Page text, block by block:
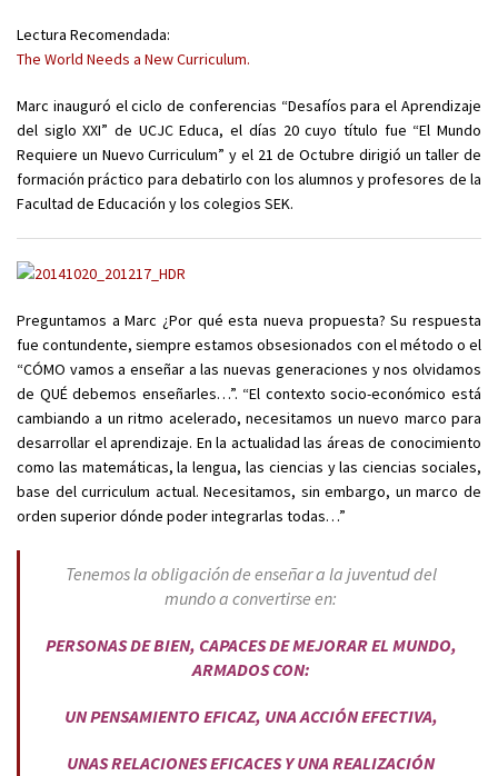
Lectura Recomendada:
The World Needs a New Curriculum.
Marc inauguró el ciclo de conferencias “Desafíos para el Aprendizaje
del siglo XXI” de UCJC Educa, el días 20 cuyo título fue “El Mundo
Requiere un Nuevo Curriculum” y el 21 de Octubre dirigió un taller de
formación práctico para debatirlo con los alumnos y profesores de la
Facultad de Educación y los colegios SEK.
Preguntamos a Marc ¿Por qué esta nueva propuesta? Su respuesta
fue contundente, siempre estamos obsesionados con el método o el
“CÓMO vamos a enseñar a las nuevas generaciones y nos olvidamos
de QUÉ debemos enseñarles…”. “El contexto socio-económico está
cambiando a un ritmo acelerado, necesitamos un nuevo marco para
desarrollar el aprendizaje. En la actualidad las áreas de conocimiento
como las matemáticas, la lengua, las ciencias y las ciencias sociales,
base del curriculum actual. Necesitamos, sin embargo, un marco de
orden superior dónde poder integrarlas todas…”
Tenemos la obligación de enseñar a la juventud del
mundo a convertirse en:
PERSONAS DE BIEN, CAPACES DE MEJORAR EL MUNDO,
ARMADOS CON:
UN PENSAMIENTO EFICAZ, UNA ACCIÓN EFECTIVA,
UNAS RELACIONES EFICACES Y UNA REALIZACIÓN